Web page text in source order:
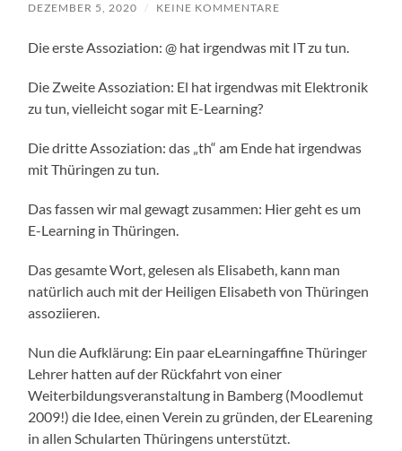
DEZEMBER 5, 2020 / KEINE KOMMENTARE
Die erste Assoziation: @ hat irgendwas mit IT zu tun.
Die Zweite Assoziation: El hat irgendwas mit Elektronik
zu tun, vielleicht sogar mit E-Learning?
Die dritte Assoziation: das „th“ am Ende hat irgendwas
mit Thüringen zu tun.
Das fassen wir mal gewagt zusammen: Hier geht es um
E-Learning in Thüringen.
Das gesamte Wort, gelesen als Elisabeth, kann man
natürlich auch mit der Heiligen Elisabeth von Thüringen
assoziieren.
Nun die Aufklärung: Ein paar eLearningaffine Thüringer
Lehrer hatten auf der Rückfahrt von einer
Weiterbildungsveranstaltung in Bamberg (Moodlemut
2009!) die Idee, einen Verein zu gründen, der ELearening
in allen Schularten Thüringens unterstützt.